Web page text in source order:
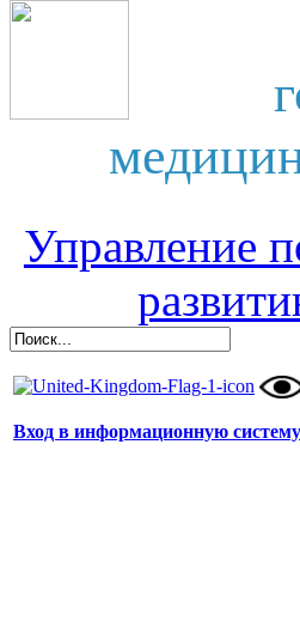
Управление
Вход в информационную систему